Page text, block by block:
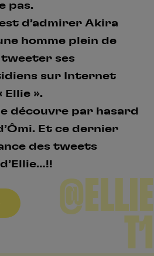
pas.
d’admirer Akira
homme plein de
ses
sur Internet
Ellie ».
découvre par hasard
Et ce dernier
des tweets
@ELLIE
T1